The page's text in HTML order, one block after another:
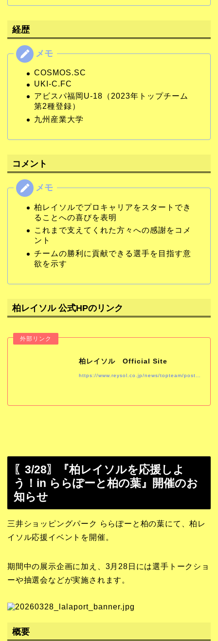
経歴
COSMOS.SC
UKI-C.FC
アビスパ福岡U-18（2023年トップチーム
第2種登録）
九州産業大学
コメント
柏レイソルでプロキャリアをスタートでき
ることへの喜びを表明
これまで支えてくれた方々への感謝をコメ
ント
チームの勝利に貢献できる選手を目指す意
欲を示す
柏レイソル 公式HPのリンク
柏レイソル Official Site
〖3/28〗『柏レイソルを応援しよ
う！in ららぽーと柏の葉』開催のお
知らせ
三井ショッピングパーク ららぽーと柏の葉にて、柏レ
イソル応援イベントを開催。
期間中の展示企画に加え、3月28日には選手トークショ
ーや抽選会などが実施されます。
概要